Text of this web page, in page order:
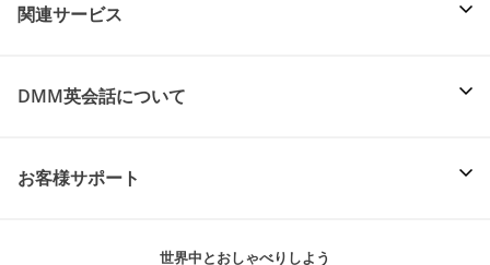
関連サービス
DMM英会話について
お客様サポート
世界中とおしゃべりしよう